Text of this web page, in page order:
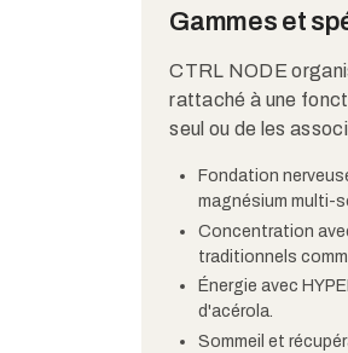
Gammes et
CTRL NODE
rattaché à une
seul ou de les
Fondation
magnésium multi-
Concentration
traditionnels
Énergie avec
d'acérola.
Sommeil et